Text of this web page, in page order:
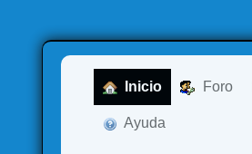
Inicio Foro
Ayuda